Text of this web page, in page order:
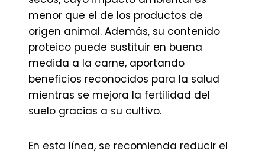
menor que el de los productos de
origen animal. Además, su contenido
proteico puede sustituir en buena
medida a la carne, aportando
beneficios reconocidos para la salud
mientras se mejora la fertilidad del
suelo gracias a su cultivo.
En esta línea, se recomienda reducir el